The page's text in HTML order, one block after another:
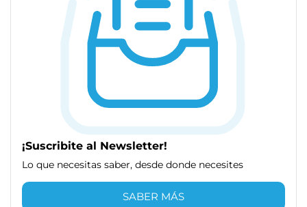
¡Suscribite al Newsletter!
Lo que necesitas saber, desde donde necesites
SABER MÁS